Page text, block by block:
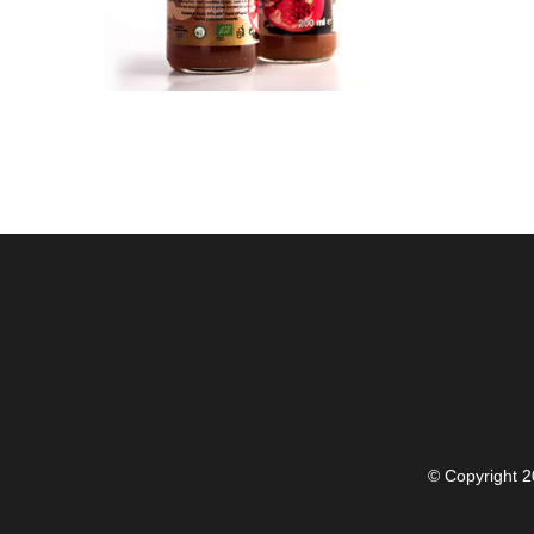
© Copyright